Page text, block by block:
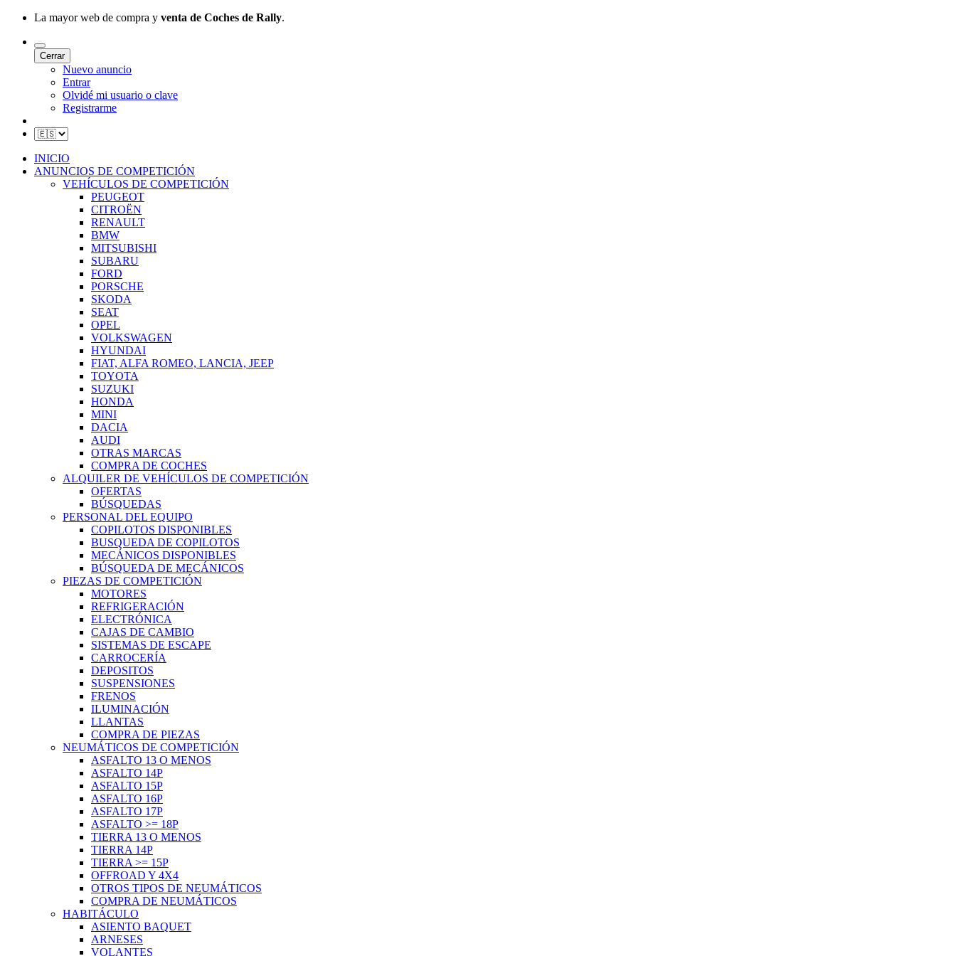
La mayor web de compra y venta de Coches de Rally.
Cerrar
Nuevo anuncio
Entrar
Olvidé mi usuario o clave
Registrarme
INICIO
ANUNCIOS DE COMPETICIÓN
VEHÍCULOS DE COMPETICIÓN
PEUGEOT
CITROËN
RENAULT
BMW
MITSUBISHI
SUBARU
FORD
PORSCHE
SKODA
SEAT
OPEL
VOLKSWAGEN
HYUNDAI
FIAT, ALFA ROMEO, LANCIA, JEEP
TOYOTA
SUZUKI
HONDA
MINI
DACIA
AUDI
OTRAS MARCAS
COMPRA DE COCHES
ALQUILER DE VEHÍCULOS DE COMPETICIÓN
OFERTAS
BÚSQUEDAS
PERSONAL DEL EQUIPO
COPILOTOS DISPONIBLES
BUSQUEDA DE COPILOTOS
MECÁNICOS DISPONIBLES
BÚSQUEDA DE MECÁNICOS
PIEZAS DE COMPETICIÓN
MOTORES
REFRIGERACIÓN
ELECTRÓNICA
CAJAS DE CAMBIO
SISTEMAS DE ESCAPE
CARROCERÍA
DEPOSITOS
SUSPENSIONES
FRENOS
ILUMINACIÓN
LLANTAS
COMPRA DE PIEZAS
NEUMÁTICOS DE COMPETICIÓN
ASFALTO 13 O MENOS
ASFALTO 14P
ASFALTO 15P
ASFALTO 16P
ASFALTO 17P
ASFALTO >= 18P
TIERRA 13 O MENOS
TIERRA 14P
TIERRA >= 15P
OFFROAD Y 4X4
OTROS TIPOS DE NEUMÁTICOS
COMPRA DE NEUMÁTICOS
HABITÁCULO
ASIENTO BAQUET
ARNESES
VOLANTES